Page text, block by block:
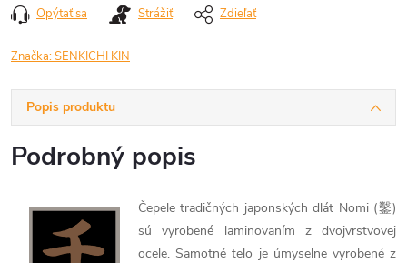
Opýtať sa Strážiť Zdieľať
Značka:SENKICHI KIN
Popis produktu
Podrobný popis
Čepele tradičných japonských dlát Nomi (鑿)
sú vyrobené laminovaním z dvojvrstvovej
ocele. Samotné telo je úmyselne vyrobené z